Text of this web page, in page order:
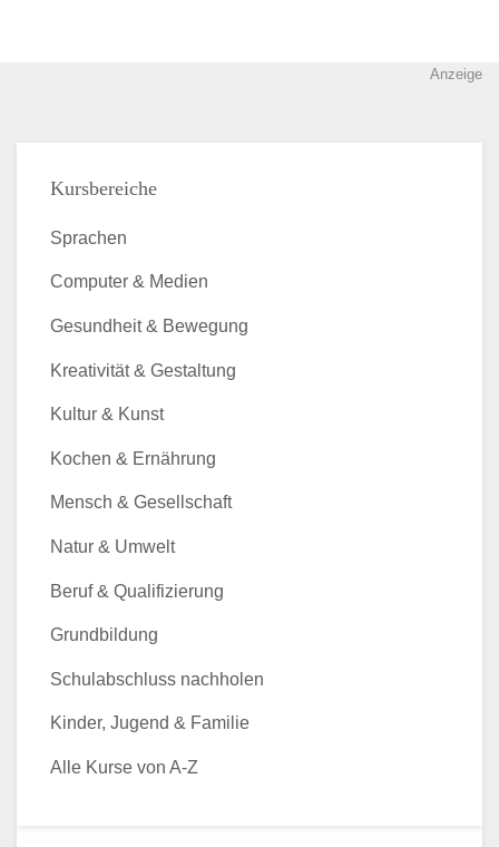
Anzeige
Kursbereiche
Sprachen
Computer & Medien
Gesundheit & Bewegung
Kreativität & Gestaltung
Kultur & Kunst
Kochen & Ernährung
Mensch & Gesellschaft
Natur & Umwelt
Beruf & Qualifizierung
Grundbildung
Schulabschluss nachholen
Kinder, Jugend & Familie
Alle Kurse von A-Z